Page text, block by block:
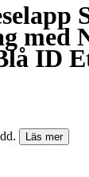
med
ID
Läs mer